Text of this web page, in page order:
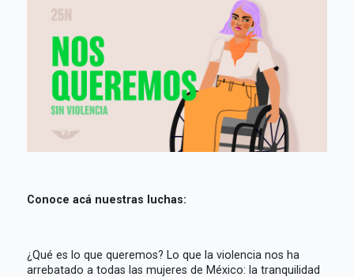
Conoce acá nuestras luchas:
¿Qué es lo que queremos? Lo que la violencia nos ha
arrebatado a todas las mujeres de México: la tranquilidad